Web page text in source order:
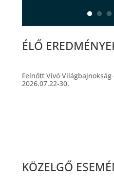
ÉLŐ
Felnőtt Vívó Világbajnokság
2026.07.22-30.
KÖZELGŐ